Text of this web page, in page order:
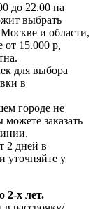
до 22.00 на
выбрать
и области,
от 15.000 р,
для выбора
в
городе не
можете заказать
2 дней в
уточняйте у
2-х лет.